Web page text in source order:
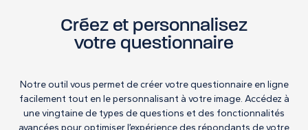
Créez et personnalisez
votre questionnaire
Notre outil vous permet de créer votre questionnaire en ligne
facilement tout en le personnalisant à votre image. Accédez à
une vingtaine de types de questions et des fonctionnalités
avancées pour optimiser l’expérience des répondants de votre